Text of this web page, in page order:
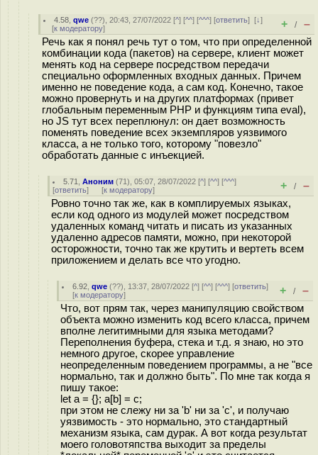
4.58 ,qwe (??), 20:43, 27/07/2022 [^] [^^] [^^^] [ответить][↓]
[к модератору] + / –
Речь как я понял речь тут о том, что при определенной
комбинации кода (пакетов) на сервере, клиент может
менять код на сервере посредством передачи
специально оформленных входных данных. Причем
именно не поведение кода, а сам код. Конечно, такое
можно провернуть и на других платформах (привет
глобальным переменным PHP и функциям типа eval),
но JS тут всех переплюнул: он дает возможность
поменять поведение всех экземпляров уязвимого
класса, а не только того, которому "повезло"
обработать данные с инъекцией.
5.71 ,Аноним (71), 05:07, 28/07/2022 [^] [^^] [^^^]
[ответить] [к модератору] + / –
Ровно точно так же, как в комплируемых языках,
если код одного из модулей может посредством
удаленных команд читать и писать из указанных
удаленно адресов памяти, можно, при некоторой
осторожности, точно так же крутить и вертеть всем
приложением и делать все что угодно.
6.92 ,qwe (??), 13:37, 28/07/2022 [^] [^^] [^^^] [ответить]
[к модератору] + / –
Что, вот прям так, через манипуляцию свойством
объекта можно изменить код всего класса, причем
вполне легитимными для языка методами?
Переполнения буфера, стека и т.д. я знаю, но это
немного другое, скорее управление
неопределенным поведением программы, а не "все
нормально, так и должно быть". По мне так когда я
пишу такое:
let a = {}; a[b] = c;
при этом не слежу ни за 'b' ни за 'c', и получаю
уязвимость - это нормально, это стандартный
механизм языка, сам дурак. А вот когда результат
моего головотяпства выходит за пределы